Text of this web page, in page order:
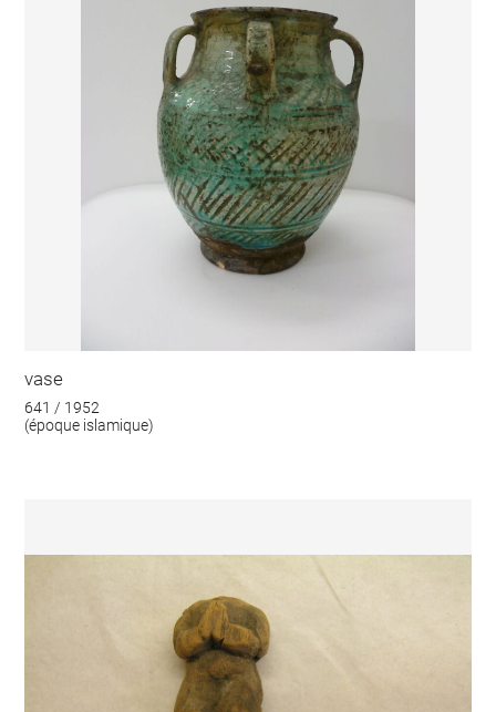
vase
641 / 1952
(époque islamique)